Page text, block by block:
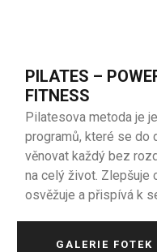
PILATES –
FITNESS
Pilatesova metoda je
programů, které se do
věnovat každý bez
na celý život. Zlepšuje
osvěžuje a přispívá k
GALERIE FOTEK